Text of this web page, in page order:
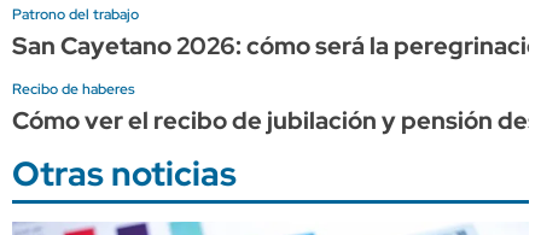
Patrono del trabajo
San Cayetano 2026: cómo será la
Recibo de haberes
Cómo ver el recibo de jubilación y pensión
Otras noticias